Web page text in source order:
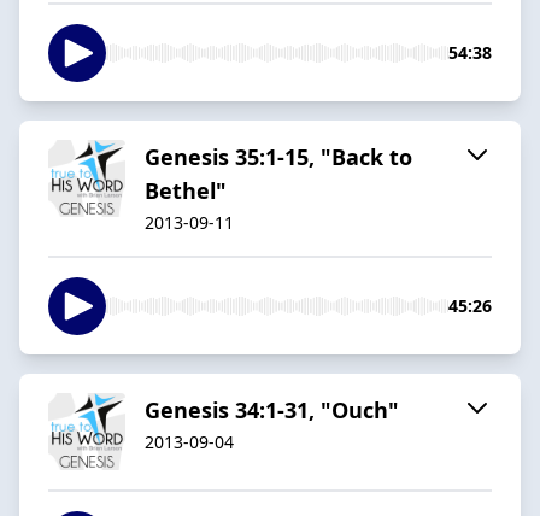
54:38
Genesis 35:1-15, "Back to
Bethel"
2013-09-11
45:26
Genesis 34:1-31, "Ouch"
2013-09-04